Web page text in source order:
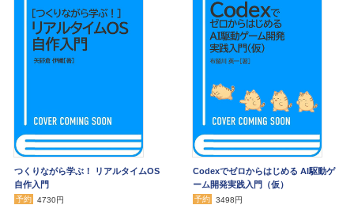
つくりながら学ぶ！ リアルタイムOS
自作入門
予約
4730円
Codexでゼロからはじめる AI駆動ゲ
ーム開発実践入門（仮）
予約
3498円